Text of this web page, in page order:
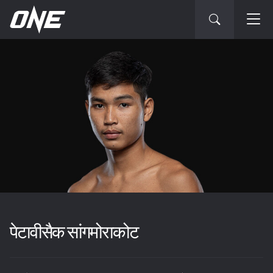
पेटावीसैक सांगमोराकोट